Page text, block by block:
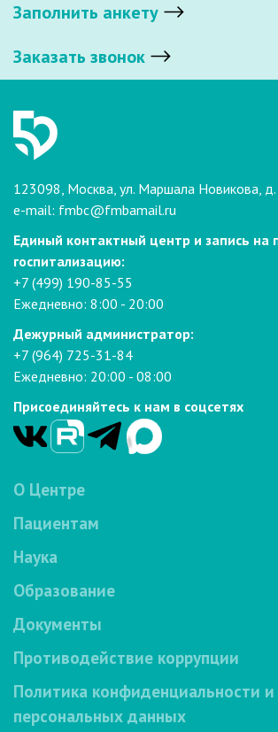
Заполнить анкету
Заказать звонок
123098, Москва, ул. Маршала Новикова, д.
e-mail: fmbc@fmbamail.ru
Единый контактный центр и запись на
госпитализацию:
+7 (499) 190-85-55
Ежедневно: 8:00 - 20:00
Дежурный администратор:
+7 (964) 725-31-84
Ежедневно: 20:00 - 08:00
Присоединяйтесь к нам в соцсетях
О Центре
Пациентам
Наука
Образование
Документы
Противодействие коррупции
Политика конфиденциальности
персональных данных